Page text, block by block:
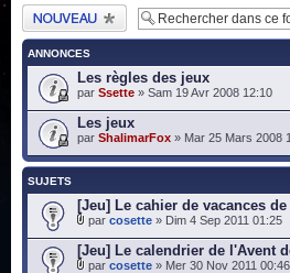
Publier un nouveau
sujet
ANNONCES
Les règles des jeux
par Ssette » Sam 19 Avr 2008 12:10
Les jeux
par ShalimarFox » Mar 25 Mars 2008
SUJETS
[Jeu] Le cahier de vacances de
par cosette » Dim 4 Sep 2011 01:25
[Jeu] Le calendrier de l'Avent
par cosette » Mer 30 Nov 2011 00:46